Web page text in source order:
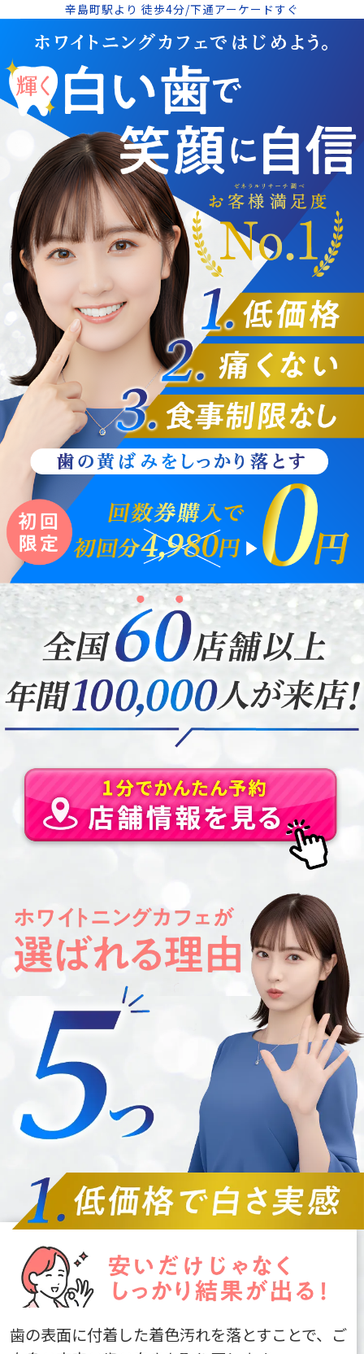
辛島町駅より 徒歩4分/下通アーケードすぐ
歯の表面に付着した着色汚れを落とすことで、ご